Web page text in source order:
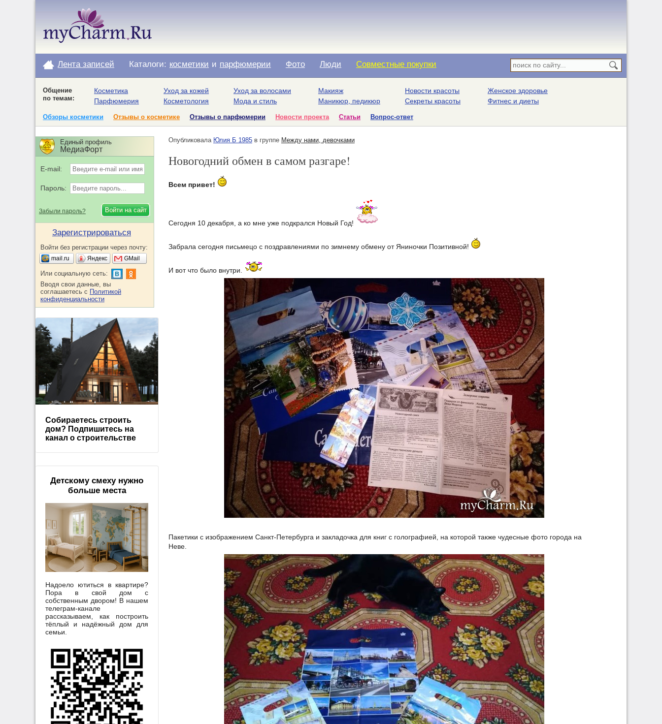
Лента записей Каталоги: косметики и парфюмерии Фото Люди Совместные покупки
Общение
по темам:
Косметика
Парфюмерия
Уход за кожей
Косметология
Уход за волосами
Мода и стиль
Макияж
Маникюр, педикюр
Новости красоты
Секреты красоты
Женское здоровье
Фитнес и диеты
Обзоры косметики Отзывы о косметике Отзывы о парфюмерии Новости проекта Статьи Вопрос-ответ
Опубликовала Юлия Б 1985 в группе Между нами, девочками
Новогодний обмен в самом разгаре!
Всем привет!
Сегодня 10 декабря, а ко мне уже подкрался Новый Год!
Забрала сегодня письмецо с поздравлениями по зимнему обмену от Яниночки Позитивной!
И вот что было внутри.
Пакетики с изображением Санкт-Петербурга и закладочка для книг с голографией, на которой также чудесные фото города на
Неве.
Единый профиль
МедиаФорт
E-mail:
Пароль:
Забыли пароль?
Зарегистрироваться
Войти без регистрации через почту:
mail.ru Яндекс GMail
Или социальную сеть:
Вводя свои данные, вы
соглашаетесь с Политикой
конфиденциальности
Собираетесь строить
дом? Подпишитесь на
канал о строительстве
Детскому смеху нужно
больше места
Надоело ютиться в квартире?
Пора в свой дом с
собственным двором! В нашем
телеграм-канале
рассказываем, как построить
тёплый и надёжный дом для
семьи.